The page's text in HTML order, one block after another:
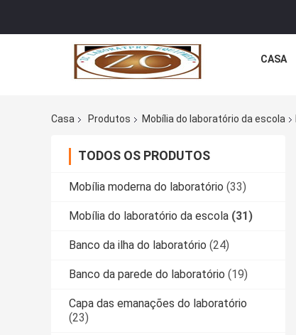
CASA
Casa Produtos Mobília do laboratório da escola
TODOS OS PRODUTOS
Mobília moderna do laboratório (33)
Mobília do laboratório da escola (31)
Banco da ilha do laboratório (24)
Banco da parede do laboratório (19)
Capa das emanações do laboratório
(23)